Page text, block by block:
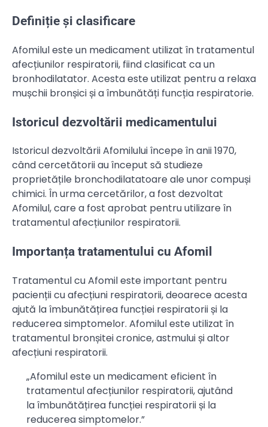
Definiție și clasificare
Afomilul este un medicament utilizat în tratamentul
afecțiunilor respiratorii, fiind clasificat ca un
bronhodilatator. Acesta este utilizat pentru a relaxa
mușchii bronșici și a îmbunătăți funcția respiratorie.
Istoricul dezvoltării medicamentului
Istoricul dezvoltării Afomilului începe în anii 1970,
când cercetătorii au început să studieze
proprietățile bronchodilatatoare ale unor compuși
chimici. În urma cercetărilor, a fost dezvoltat
Afomilul, care a fost aprobat pentru utilizare în
tratamentul afecțiunilor respiratorii.
Importanța tratamentului cu Afomil
Tratamentul cu Afomil este important pentru
pacienții cu afecțiuni respiratorii, deoarece acesta
ajută la îmbunătățirea funcției respiratorii și la
reducerea simptomelor. Afomilul este utilizat în
tratamentul bronșitei cronice, astmului și altor
afecțiuni respiratorii.
„Afomilul este un medicament eficient în
tratamentul afecțiunilor respiratorii, ajutând
la îmbunătățirea funcției respiratorii și la
reducerea simptomelor.”